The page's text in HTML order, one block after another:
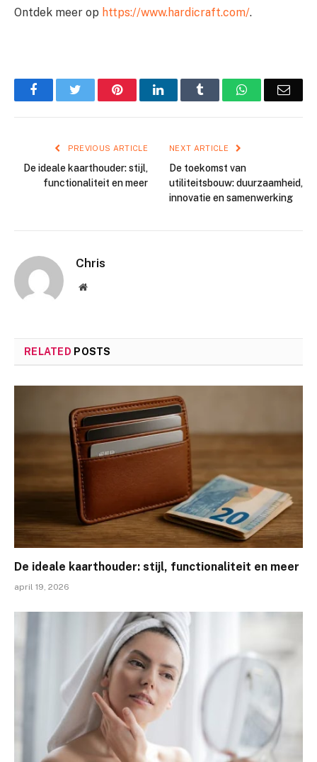
Ontdek meer op https://www.hardicraft.com/.
FacebookTwitter PinterestLinkedIn Tumblr WhatsApp
PREVIOUS ARTICLE
De ideale kaarthouder: stijl,
functionaliteit en meer
NEXT ARTICLE
De toekomst van
utiliteitsbouw: duurzaamheid,
innovatie en samenwerking
Chris
Website
RELATED POSTS
De ideale kaarthouder: stijl, functionaliteit en meer
april 19, 2026